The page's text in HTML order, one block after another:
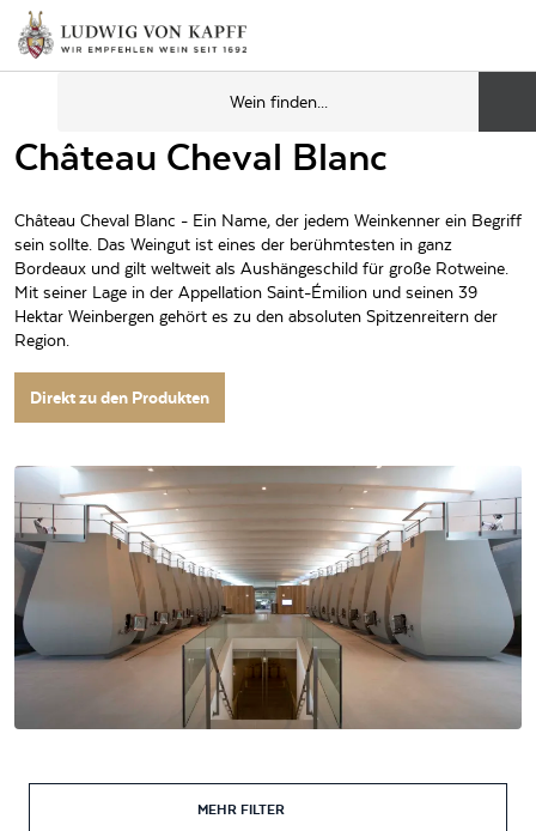
Château Cheval Blanc
Château Cheval Blanc - Ein Name, der jedem Weinkenner ein Begriff
sein sollte. Das Weingut ist eines der berühmtesten in ganz
Bordeaux und gilt weltweit als Aushängeschild für große Rotweine.
Mit seiner Lage in der Appellation Saint-Émilion und seinen 39
Hektar Weinbergen gehört es zu den absoluten Spitzenreitern der
Region.
Direkt zu den Produkten
MEHR FILTER